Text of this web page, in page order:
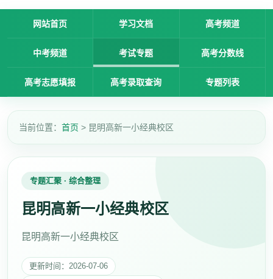
网站首页 学习文档 高考频道
中考频道 考试专题 高考分数线
高考志愿填报 高考录取查询 专题列表
当前位置： 首页 > 昆明高新一小经典校区
专题汇聚 · 综合整理
昆明高新一小经典校区
昆明高新一小经典校区
更新时间：2026-07-06